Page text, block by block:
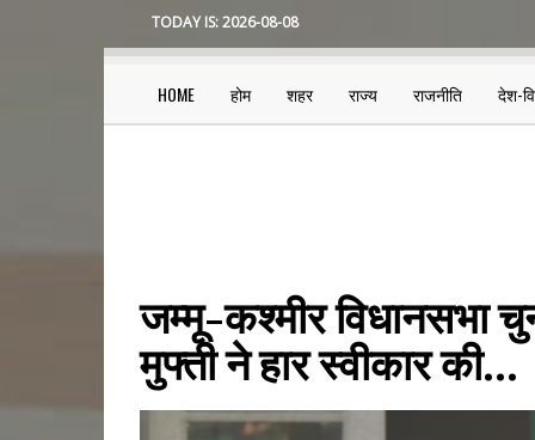
TODAY IS:2026-08-08
Main
HOME होम शहर राज्य राजनीति देश-
जम्मू-कश्मीर विधानसभा
मुफ्ती ने हार स्वीकार की…